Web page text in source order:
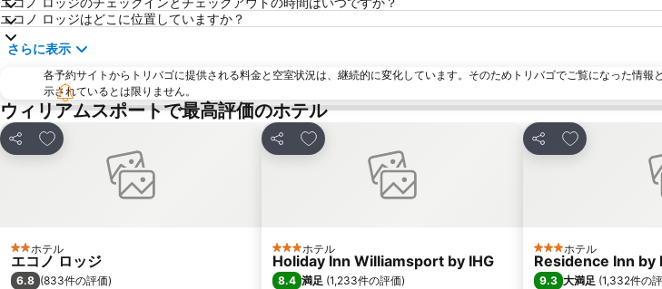
エコノ ロッジはどこに位置していますか？
さらに表示
各予約サイトからトリバゴに提供される料金と空室状況は、継続的に変化しています。そのためトリバゴでご覧になった情報
示されているとは限りません。
ウィリアムスポートで最高評価のホテル
シェア
お気に入りに追加
2 ホテルのランク
ホテル
エコノ ロッジ
6.8 (833件の評価)
シェア
お気に入りに追加
3 ホテルのランク
ホテル
Holiday Inn Williamsport by IHG
8.4 満足 (1,233件の評価)
シェア
お気に入りに追
3 ホテルのランク
ホテル
Residence Inn
9.3 大満足 (1,332件の